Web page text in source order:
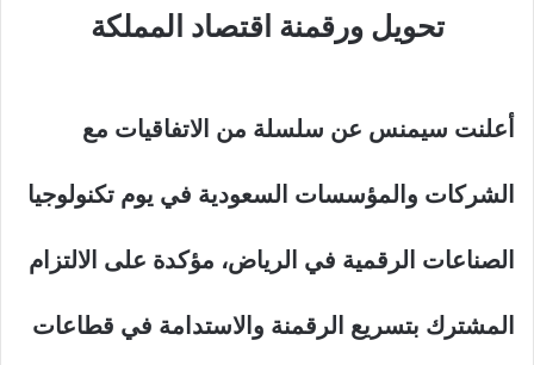
تحويل ورقمنة اقتصاد المملكة
أعلنت سيمنس عن سلسلة من الاتفاقيات مع
الشركات والمؤسسات السعودية في يوم تكنولوجيا
الصناعات الرقمية في الرياض، مؤكدة على الالتزام
المشترك بتسريع الرقمنة والاستدامة في قطاعات